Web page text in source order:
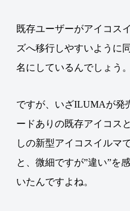
既存ユーザーがアイコス
ズへ移行しやすいように
名にしているんでしょう。
ですが、いざILUMAが発
ードありの既存アイコス
しの新型アイコスイルマ
と、微細ですが”違い”を
いたんですよね。